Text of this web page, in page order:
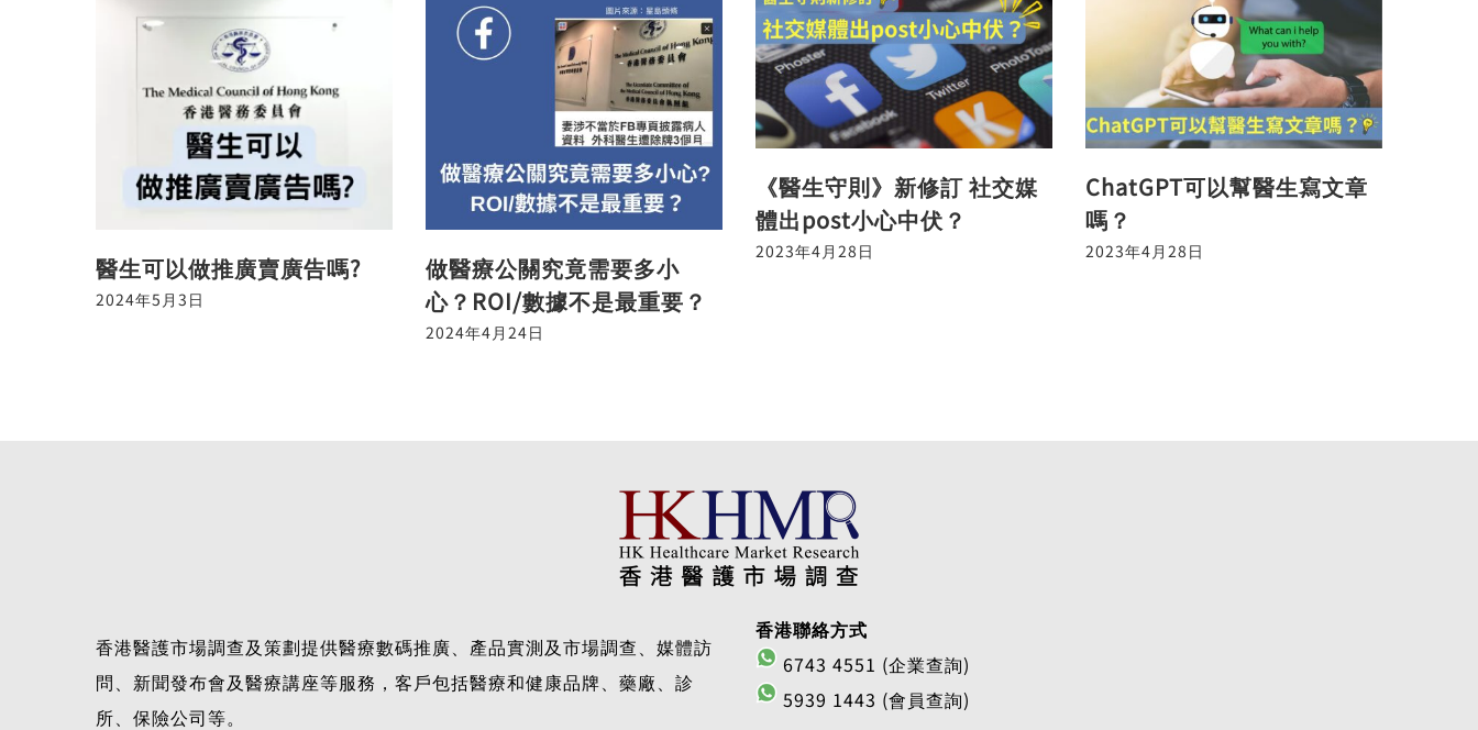
醫生可以做推廣賣廣告嗎?
2024年5月3日
做醫療公關究竟需要多小
心？ROI/數據不是最重要？
2024年4月24日
《醫生守則》新修訂 社交媒
體出post小心中伏？
2023年4月28日
ChatGPT可以幫醫生寫文章
嗎？
2023年4月28日
香港醫護市場調查及策劃提供醫療數碼推廣、產品實測及市場調查、媒體訪
問、新聞發布會及醫療講座等服務，客戶包括醫療和健康品牌、藥廠、診
所、保險公司等。
香港聯絡方式
6743 4551 (企業查詢)
5939 1443 (會員查詢)